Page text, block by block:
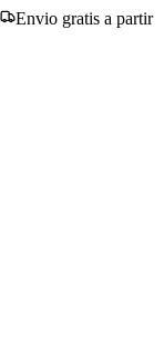
Envio gratis a partir